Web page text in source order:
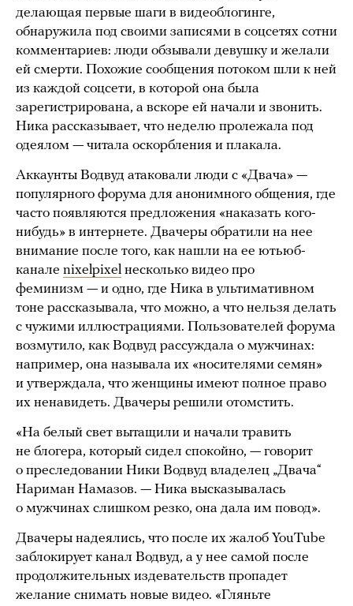
делающая первые шаги в видеоблогинге,
обнаружила под своими записями в соцсетях сотни
комментариев: люди обзывали девушку и желали
ей смерти. Похожие сообщения потоком шли к ней
из каждой соцсети, в которой она была
зарегистрирована, а вскоре ей начали и звонить.
Ника рассказывает, что неделю пролежала под
одеялом — читала оскорбления и плакала.
Аккаунты Водвуд атаковали люди с «Двача» —
популярного форума для анонимного общения, где
часто появляются предложения «наказать кого-
нибудь» в интернете. Двачеры обратили на нее
внимание после того, как нашли на ее ютьюб-
канале nixelpixel несколько видео про
феминизм — и одно, где Ника в ультимативном
тоне рассказывала, что можно, а что нельзя делать
с чужими иллюстрациями. Пользователей форума
возмутило, как Водвуд рассуждала о мужчинах:
например, она называла их «носителями семян»
и утверждала, что женщины имеют полное право
их ненавидеть. Двачеры решили отомстить.
«На белый свет вытащили и начали травить
не блогера, который сидел спокойно, — говорит
о преследовании Ники Водвуд владелец „Двача“
Нариман Намазов. — Ника высказывалась
о мужчинах слишком резко, она дала им повод».
Двачеры надеялись, что после их жалоб YouTube
заблокирует канал Водвуд, а у нее самой после
продолжительных издевательств пропадет
желание снимать новые видео. «Гляньте